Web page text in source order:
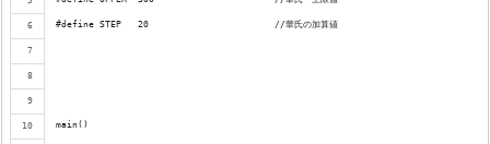
#define STEP   20			//華氏の加算値
main()